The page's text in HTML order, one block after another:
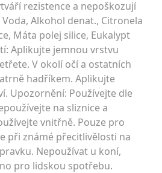
rezistence a nepoškozují
Alkohol denat., Citronela
Máta polej silice, Eukalypt
Aplikujte jemnou vrstvu
V okolí očí a ostatních
hadříkem. Aplikujte
Upozornění: Používejte dle
na sliznice a
vnitřně. Pouze pro
při známé přecitlivělosti na
Nepoužívat u koní,
pro lidskou spotřebu.